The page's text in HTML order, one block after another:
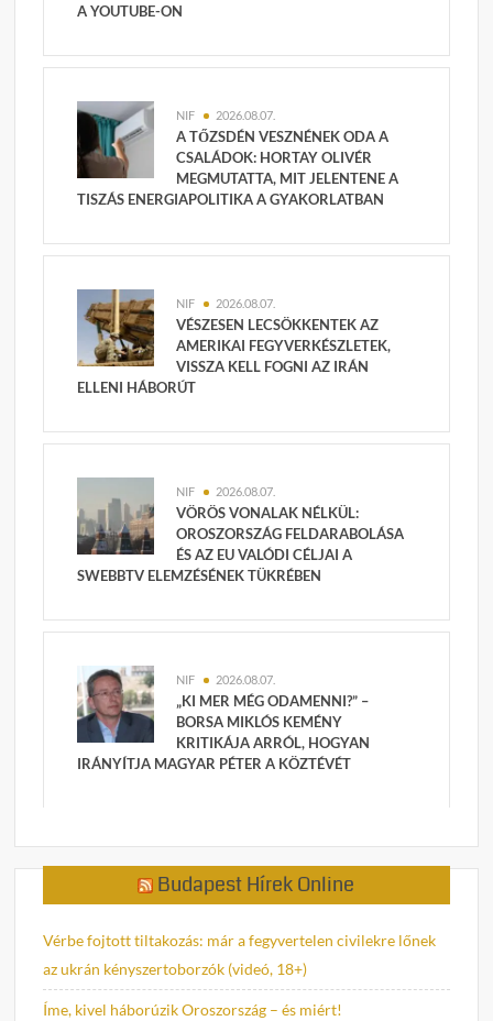
A YOUTUBE-ON
NIF 2026.08.07.
A TŐZSDÉN VESZNÉNEK ODA A
CSALÁDOK: HORTAY OLIVÉR
MEGMUTATTA, MIT JELENTENE A
TISZÁS ENERGIAPOLITIKA A GYAKORLATBAN
NIF 2026.08.07.
VÉSZESEN LECSÖKKENTEK AZ
AMERIKAI FEGYVERKÉSZLETEK,
VISSZA KELL FOGNI AZ IRÁN
ELLENI HÁBORÚT
NIF 2026.08.07.
VÖRÖS VONALAK NÉLKÜL:
OROSZORSZÁG FELDARABOLÁSA
ÉS AZ EU VALÓDI CÉLJAI A
SWEBBTV ELEMZÉSÉNEK TÜKRÉBEN
NIF 2026.08.07.
„KI MER MÉG ODAMENNI?” –
BORSA MIKLÓS KEMÉNY
KRITIKÁJA ARRÓL, HOGYAN
IRÁNYÍTJA MAGYAR PÉTER A KÖZTÉVÉT
Budapest Hírek Online
Vérbe fojtott tiltakozás: már a fegyvertelen civilekre lőnek
az ukrán kényszertoborzók (videó, 18+)
Íme, kivel háborúzik Oroszország – és miért!